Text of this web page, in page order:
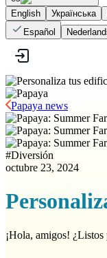
English
Українська
Español
Papaya news
#Diversión
octubre 23, 2024
¡Hola, amigos!